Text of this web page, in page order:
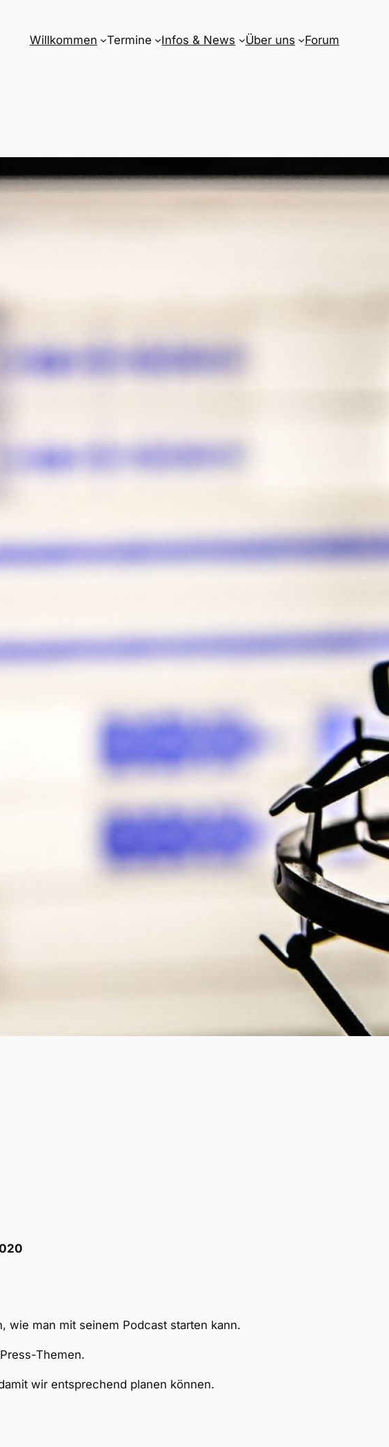
Willkommen Termine Infos & News Über uns Forum
wie man mit seinem Podcast starten kann.
Themen.
wir entsprechend planen können.